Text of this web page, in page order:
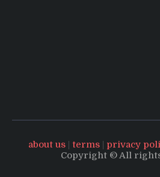
about us| terms| privacy
Copyright © All